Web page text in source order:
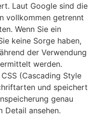
Laut Google sind die
vollkommen getrennt
Wenn Sie ein
keine Sorge haben,
der Verwendung
werden.
(Cascading Style
und speichert
genau
Detail ansehen.